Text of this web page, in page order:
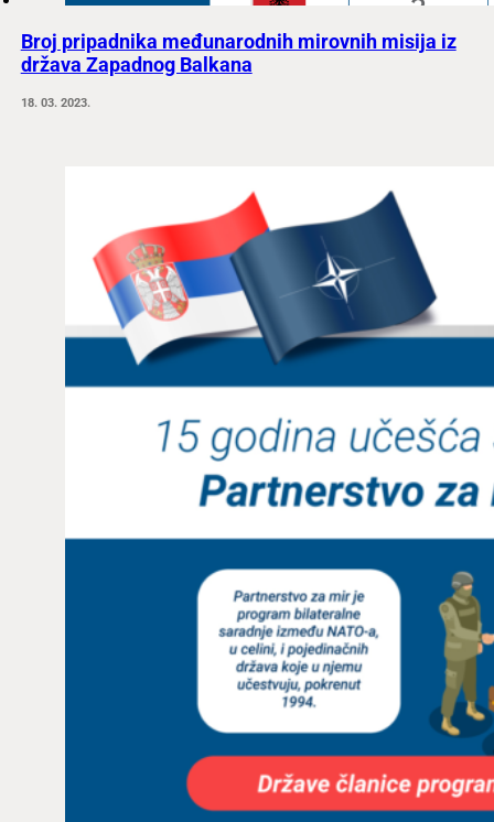
Broj pripadnika međunarodnih mirovnih misija iz
država Zapadnog Balkana
18. 03. 2023.